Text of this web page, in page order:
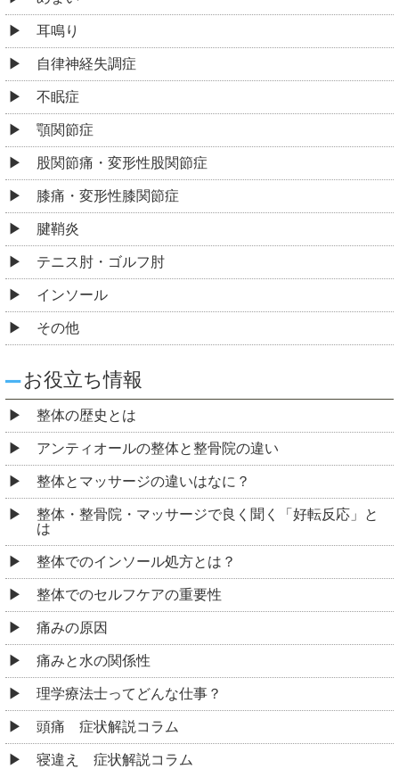
耳鳴り
自律神経失調症
不眠症
顎関節症
股関節痛・変形性股関節症
膝痛・変形性膝関節症
腱鞘炎
テニス肘・ゴルフ肘
インソール
その他
お役立ち情報
整体の歴史とは
アンティオールの整体と整骨院の違い
整体とマッサージの違いはなに？
整体・整骨院・マッサージで良く聞く「好転反応」と
は
整体でのインソール処方とは？
整体でのセルフケアの重要性
痛みの原因
痛みと水の関係性
理学療法士ってどんな仕事？
頭痛 症状解説コラム
寝違え 症状解説コラム